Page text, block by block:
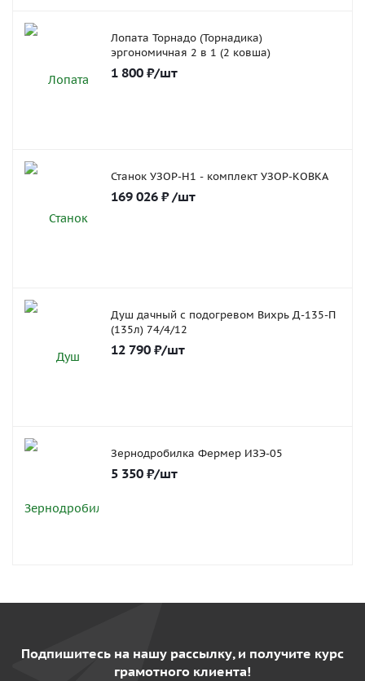
Лопата Торнадо (Торнадика)
эргономичная 2 в 1 (2 ковша)
1 800 ₽/шт
Станок УЗОР-Н1 - комплект УЗОР-КОВКА
169 026 ₽ /шт
Душ дачный с подогревом Вихрь Д-135-П
(135л) 74/4/12
12 790 ₽/шт
Зернодробилка Фермер ИЗЭ-05
5 350 ₽/шт
Подпишитесь на нашу рассылку, и получите курс
грамотного клиента!